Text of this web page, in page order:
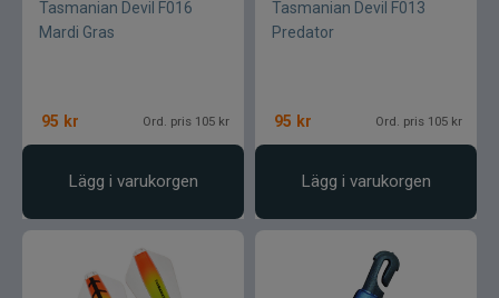
Gator
Gamakatsu
D.A.M
Tasmanian Devil F016
Mardi Gras
95 kr Ord. pris 105 kr
Lägg i varukorgen
Tasmanian Devil F013
Predator
95 kr Ord. pris 105 kr
Lägg i varukorgen